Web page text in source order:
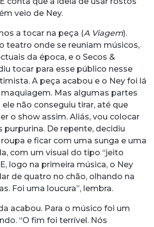
veio de Ney.
a tocar na peça (A Viagem).
teatro onde se reuniam músicos,
da época, e o Secos &
tocar para esse público nesse
A peça acabou e o Ney foi lá
Mas algumas partes
não conseguiu tirar, até que
o show assim. Aliás, vou colocar
purpurina. De repente, decidiu
e ficar com uma sunga e uma
com um visual do tipo “jeito
logo na primeira música, o Ney
de quatro no chão, olhando na
Foi uma loucura”, lembra.
acabou. Para o músico foi um
“O fim foi terrível. Nós